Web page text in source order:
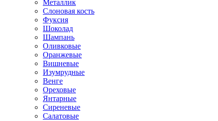
Металлик
Слоновая кость
Фуксия
Шоколад
Шампань
Оливковые
Оранжевые
Вишневые
Изумрудные
Венге
Ореховые
Янтарные
Сиреневые
Салатовые